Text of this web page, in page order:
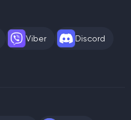
Viber Discord